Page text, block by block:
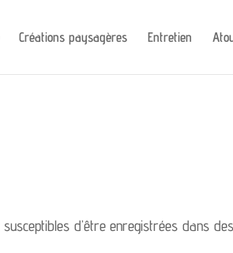
Créations paysagères Entretien
d’être enregistrées dans